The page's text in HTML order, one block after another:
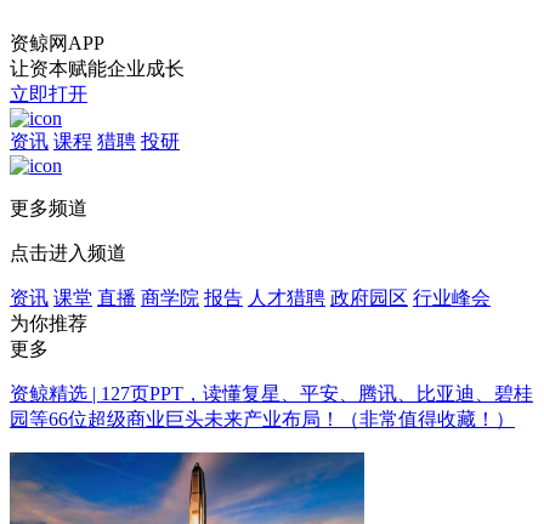
资鲸网APP
让资本赋能企业成长
立即打开
资讯 课程 猎聘 投研
更多频道
点击进入频道
资讯 课堂 直播 商学院 报告 人才猎聘 政府园区 行业峰会
为你推荐
更多
资鲸精选 | 127页PPT，读懂复星、平安、腾讯、比亚迪、碧桂
园等66位超级商业巨头未来产业布局！（非常值得收藏！）